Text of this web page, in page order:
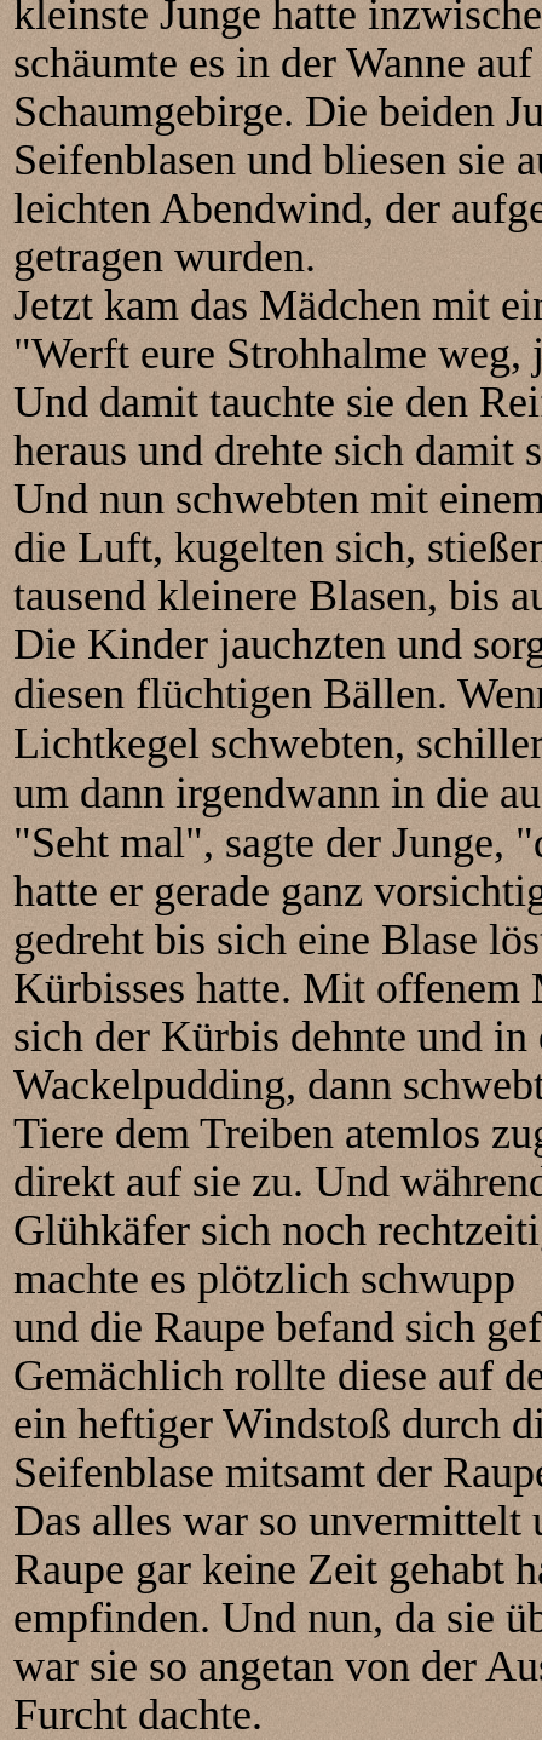
kleinste Junge hatte
schäumte es in der Wanne
Schaumgebirge. Die beiden
Seifenblasen und bliesen sie
leichten Abendwind, der
getragen wurden.
Jetzt kam das Mädchen mit
"Werft eure Strohhalme
Und damit tauchte sie den
heraus und drehte sich damit
Und nun schwebten mit
die Luft, kugelten sich,
tausend kleinere Blasen, bis
Die Kinder jauchzten und
diesen flüchtigen Bällen.
Lichtkegel schwebten,
um dann irgendwann in die
"Seht mal", sagte der
hatte er gerade ganz
gedreht bis sich eine Blase
Kürbisses hatte. Mit offenem
sich der Kürbis dehnte und
Wackelpudding, dann
Tiere dem Treiben atemlos
direkt auf sie zu. Und
Glühkäfer sich noch
machte es plötzlich schwupp
und die Raupe befand sich
Gemächlich rollte diese auf
ein heftiger Windstoß durch
Seifenblase mitsamt der
Das alles war so unvermittelt
Raupe gar keine Zeit gehabt
empfinden. Und nun, da sie
war sie so angetan von der
Furcht dachte.